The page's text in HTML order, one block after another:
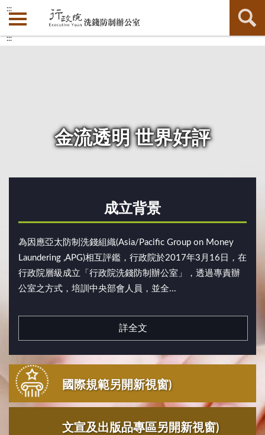
:::
:::
金流透明 世界好評
成立背景
為因應亞太防制洗錢組織(Asia/Pacific Group on Money
Laundering ,APG)相互評鑑，行政院於2017年3月16日，在
行政院層級成立「行政院洗錢防制辦公室」，透過專責辦
公室之方式，培訓中央部會人員，並全...
詳全文
國際規範另開新視窗)
文宣及出版品專區另開新視窗)